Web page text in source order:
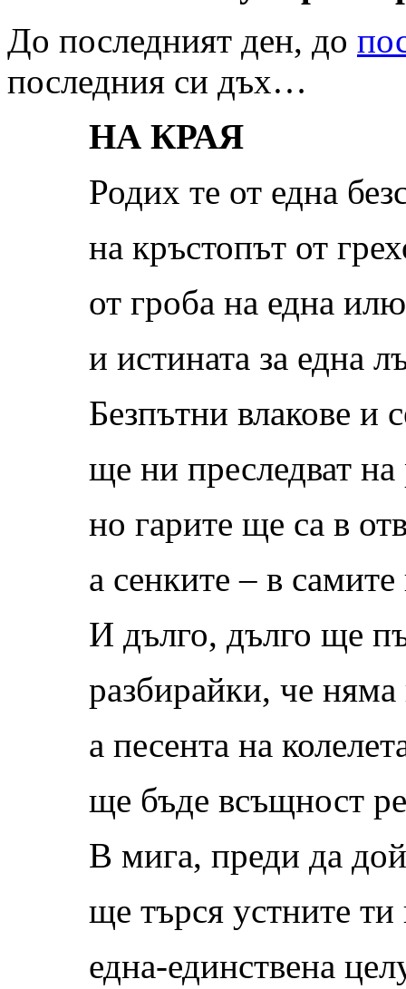
До последният ден, до
последния си дъх…
НА КРАЯ
Родих те от една
на кръстопът от
от гроба на една
и истината за една
Безпътни влакове и
ще ни преследват на
но гарите ще са в
а сенките – в самите
И дълго, дълго ще
разбирайки, че
а песента на
ще бъде всъщност
В мига, преди да
ще търся устните
една-единствена